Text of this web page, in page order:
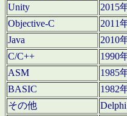
Unity
2015
Objective-C
2011
Java
2010
C/C++
1990
ASM
1985
BASIC
1982
その他